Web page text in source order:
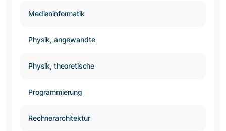
Medieninformatik
Physik, angewandte
Physik, theoretische
Programmierung
Rechnerarchitektur